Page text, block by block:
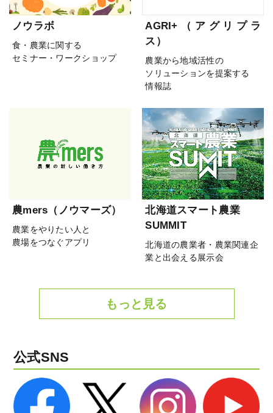
ノウラボ
食・農業に関する
セミナー・ワークショップ
AGRI+（アグリプラ
ス）
農業から地域活性の
ソリューションを提案する
情報誌
農mers（ノウマーズ）
農業をやりたい人と
農場をつなぐアプリ
北海道スマート農業
SUMMIT
北海道の農業者・農業関連企
業と出会える展示会
もっと見る
公式SNS